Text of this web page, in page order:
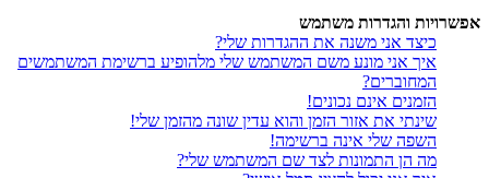
אפשרויות והגדרות משתמש
כיצד אני משנה את ההגדרות שלי?
איך אני מונע משם המשתמש שלי מלהופיע ברשימת המשתמשים
המחוברים?
הזמנים אינם נכונים!
שינתי את אזור הזמן והוא עדין שונה מהזמן שלי!
השפה שלי אינה ברשימה!
מה הן התמונות לצד שם המשתמש שלי?